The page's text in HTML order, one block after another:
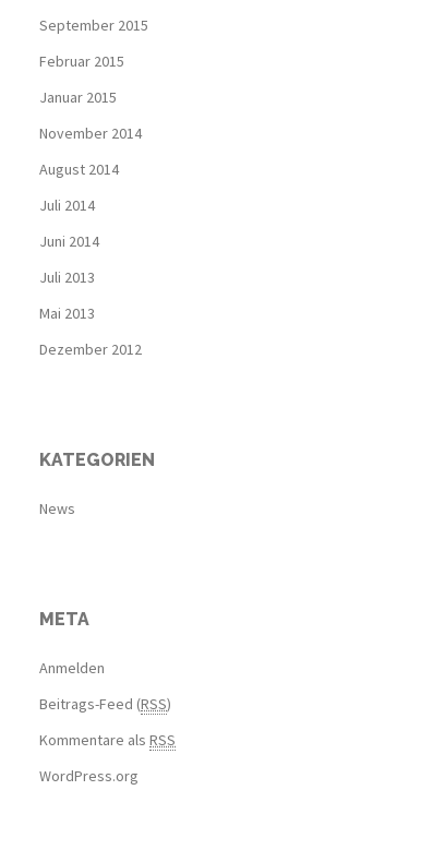
September 2015
Februar 2015
Januar 2015
November 2014
August 2014
Juli 2014
Juni 2014
Juli 2013
Mai 2013
Dezember 2012
KATEGORIEN
News
META
Anmelden
Beitrags-Feed (RSS)
Kommentare als RSS
WordPress.org